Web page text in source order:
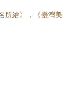
所繪〉，《臺灣美